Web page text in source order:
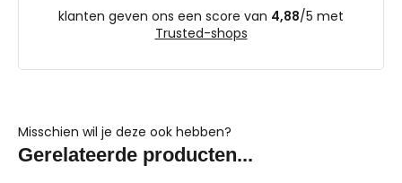
klanten geven ons een score van 4,88/5 met
Trusted-shops
Misschien wil je deze ook hebben?
Gerelateerde producten...